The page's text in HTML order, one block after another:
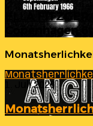
ELLA
Copenhagen
1. Juli 2026